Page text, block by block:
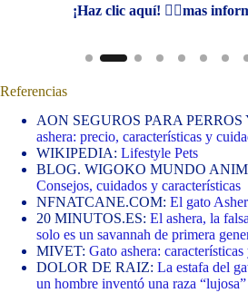
¡Haz clic aquí! 👆🏼mas
Referencias
AON SEGUROS PARA PERROS
ashera: precio, características y
WIKIPEDIA: Lifestyle Pets
BLOG. WIGOKO MUNDO
Consejos, cuidados y características
NFNATCANE.COM: El gato
20 MINUTOS.ES: El ashera, la
solo es un savannah de primera
MIVET: Gato ashera:
DOLOR DE RAIZ: La estafa del
un hombre inventó una raza